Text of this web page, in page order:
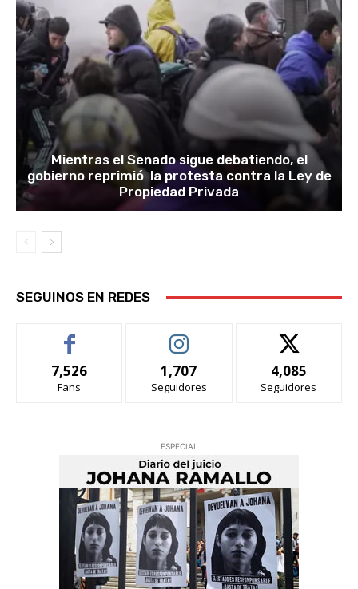
Mientras el Senado sigue debatiendo, el
gobierno reprimió la protesta contra la Ley de
Propiedad Privada
SEGUINOS EN REDES
7,526
Fans
1,707
Seguidores
4,085
Seguidores
ESPECIAL